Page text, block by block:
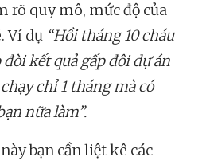
rõ quy mô, mức độ của
Ví dụ “Hồi tháng 10 cháu
đòi kết quả gấp đôi dự án
chỉ 1 tháng mà có
nữa làm”.
bạn cần liệt kê các